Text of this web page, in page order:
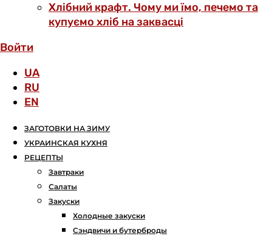
Хлібний крафт. Чому ми їмо, печемо та
купуємо хліб на заквасці
Войти
UA
RU
EN
ЗАГОТОВКИ НА ЗИМУ
УКРАИНСКАЯ КУХНЯ
РЕЦЕПТЫ
Завтраки
Салаты
Закуски
Холодные закуски
Сэндвичи и бутерброды